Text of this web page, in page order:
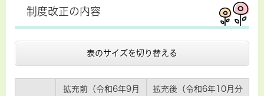
制度改正の内容
表のサイズを切り替える
拡充前（令和6年9月
拡充後（令和6年10月分